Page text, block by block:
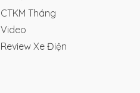
Với động cơ mạnh mẽ
giúp bạn dễ dàng di
CTKM Tháng
Video
Review Xe Điện